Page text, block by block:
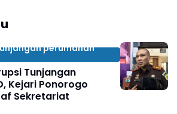
perumahan
Tunjangan
Kejari Ponorogo
Sekretariat